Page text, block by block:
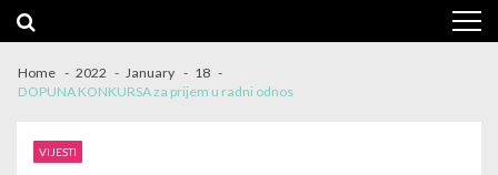
navigation
content
Home 2022 January
18
DOPUNA KONKURSA za prijem u radni odnos
VIJESTI